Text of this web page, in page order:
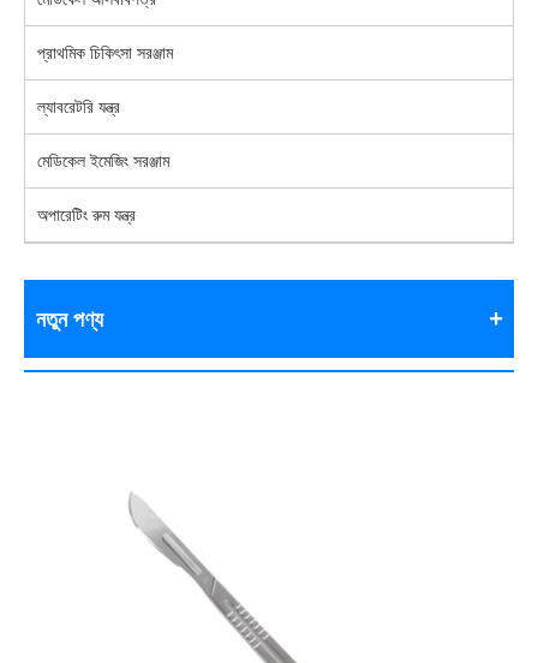
প্রাথমিক চিকিৎসা সরঞ্জাম
ল্যাবরেটরি যন্ত্র
মেডিকেল ইমেজিং সরঞ্জাম
অপারেটিং রুম যন্ত্র
নতুন পণ্য